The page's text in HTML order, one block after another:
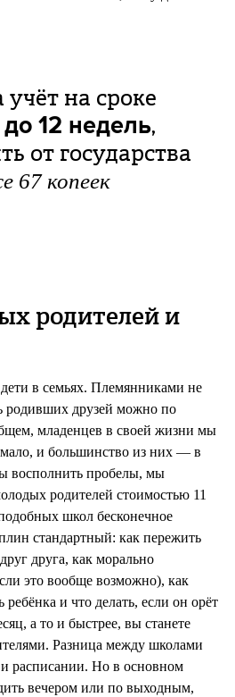
учёт на сроке
до 12 недель,
от государства
67 копеек
родителей и
в семьях. Племянниками не
родивших друзей можно по
младенцев в своей жизни мы
мало, и большинство из них — в
восполнить пробелы, мы
родителей стоимостью 11
школ бесконечное
стандартный: как пережить
друга, как морально
это вообще возможно), как
ребёнка и что делать, если он орёт
а то и быстрее, вы станете
Разница между школами
и расписании. Но в основном
вечером или по выходным,